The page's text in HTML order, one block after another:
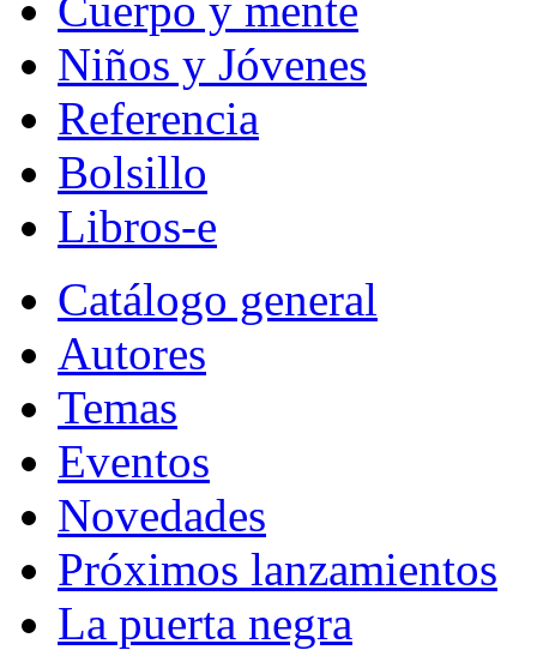
Niños y Jóvenes
Referencia
Bolsillo
Libros-e
Catálogo general
Autores
Temas
Eventos
Novedades
Próximos lanzamientos
La puerta negra